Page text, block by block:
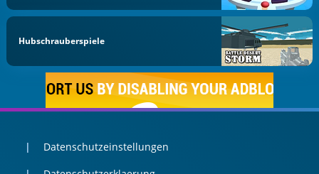
Hubschrauberspiele
Datenschutzeinstellungen